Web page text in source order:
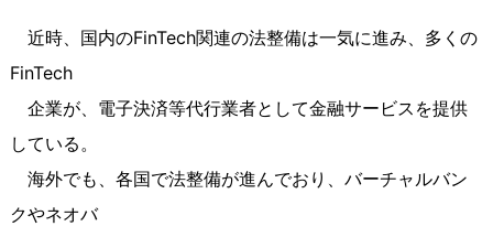
近時、国内のFinTech関連の法整備は一気に進み、多くの
FinTech
企業が、電子決済等代行業者として金融サービスを提供
している。
海外でも、各国で法整備が進んでおり、バーチャルバン
クやネオバ